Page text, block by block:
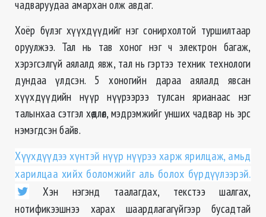
чадваруудаа амархан олж авдаг.
Хоёр бүлэг хүүхдүүдийг нэг сонирхолтой туршилтаар
оруулжээ. Тал нь тав хоног нэг ч электрон багаж,
хэрэгсэлгүй аялалд явж, тал нь гэртээ техник технологи
дундаа үлдсэн. 5 хоногийн дараа аялалд явсан
хүүхдүүдийн нүүр нүүрээрээ тулсан ярианаас нэг
талынхаа сэтгэл хөдлөл, мэдрэмжийг унших чадвар нь эрс
нэмэгдсэн байв.
Хүүхдүүдээ хүнтэй нүүр нүүрээ харж ярилцаж, амьд
харилцаа хийх боломжийг аль болох бүрдүүлээрэй.
Хэн нэгэнд таалагдах, текстээ шалгах,
нотификээшнээ харах шаардлагагүйгээр бусадтай